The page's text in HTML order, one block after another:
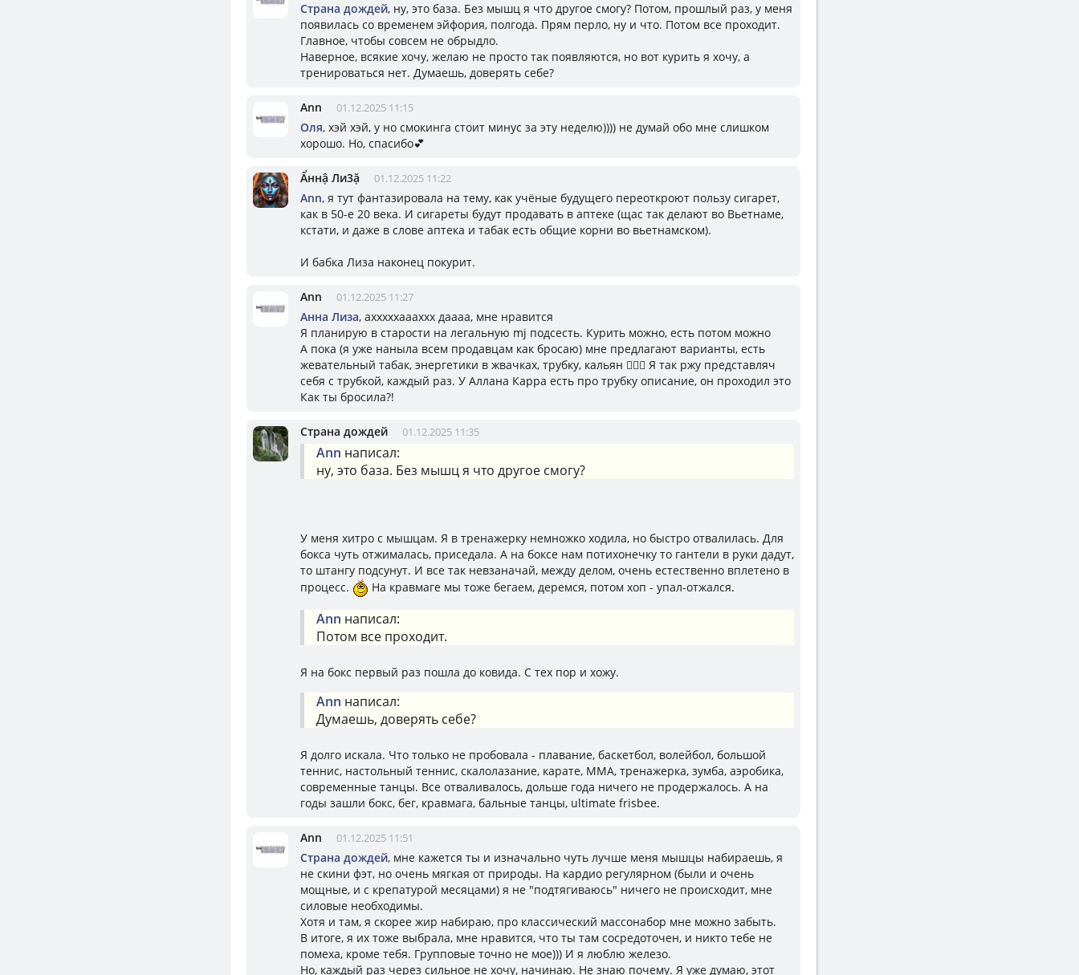
Страна дождей, ну, это база. Без мышц я что другое смогу? Потом, прошлый раз, у меня
появилась со временем эйфория, полгода. Прям перло, ну и что. Потом все проходит.
Главное, чтобы совсем не обрыдло.
Наверное, всякие хочу, желаю не просто так появляются, но вот курить я хочу, а
тренироваться нет. Думаешь, доверять себе?
Ann 01.12.2025 11:15
Оля, хэй хэй, у но смокинга стоит минус за эту неделю)))) не думай обо мне слишком
хорошо. Но, спасибо💕
Ẩннậ Ли3ặ 01.12.2025 11:22
Ann, я тут фантазировала на тему, как учёные будущего переоткроют пользу сигарет,
как в 50-е 20 века. И сигареты будут продавать в аптеке (щас так делают во Вьетнаме,
кстати, и даже в слове аптека и табак есть общие корни во вьетнамском).
И бабка Лиза наконец покурит.
Ann 01.12.2025 11:27
Aнна Лизa, ахххххаааххх даааа, мне нравится
Я планирую в старости на легальную mj подсесть. Курить можно, есть потом можно
А пока (я уже наныла всем продавцам как бросаю) мне предлагают варианты, есть
жевательный табак, энергетики в жвачках, трубку, кальян 🤦🏼‍♀️ Я так ржу представляч
себя с трубкой, каждый раз. У Аллана Карра есть про трубку описание, он проходил это
Как ты бросила?!
Страна дождей 01.12.2025 11:35
Ann написал:
ну, это база. Без мышц я что другое смогу?
У меня хитро с мышцам. Я в тренажерку немножко ходила, но быстро отвалилась. Для
бокса чуть отжималась, приседала. А на боксе нам потихонечку то гантели в руки дадут,
то штангу подсунут. И все так невзаначай, между делом, очень естественно вплетено в
процесс.
На кравмаге мы тоже бегаем, деремся, потом хоп - упал-отжался.
Ann написал:
Потом все проходит.
Я на бокс первый раз пошла до ковида. С тех пор и хожу.
Ann написал:
Думаешь, доверять себе?
Я долго искала. Что только не пробовала - плавание, баскетбол, волейбол, большой
теннис, настольный теннис, скалолазание, карате, ММА, тренажерка, зумба, аэробика,
современные танцы. Все отваливалось, дольше года ничего не продержалось. А на
годы зашли бокс, бег, кравмага, бальные танцы, ultimate frisbee.
Ann 01.12.2025 11:51
Страна дождей, мне кажется ты и изначально чуть лучше меня мышцы набираешь, я
не скини фэт, но очень мягкая от природы. На кардио регулярном (были и очень
мощные, и с крепатурой месяцами) я не "подтягиваюсь" ничего не происходит, мне
силовые необходимы.
Хотя и там, я скорее жир набираю, про классический массонабор мне можно забыть.
В итоге, я их тоже выбрала, мне нравится, что ты там сосредоточен, и никто тебе не
помеха, кроме тебя. Групповые точно не мое))) И я люблю железо.
Но, каждый раз через сильное не хочу, начинаю. Не знаю почему. Я уже думаю, этот